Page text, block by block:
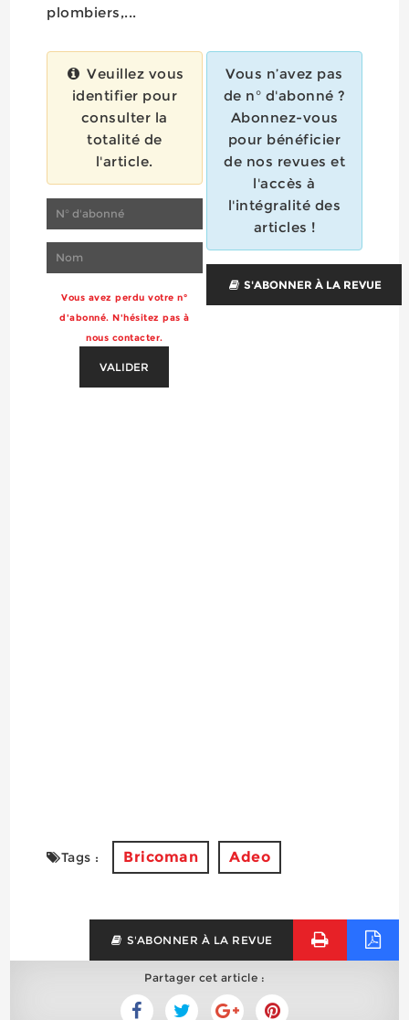
plombiers,...
Veuillez vous
identifier pour
consulter la
totalité de
l'article.
Vous avez perdu votre n°
d'abonné. N'hésitez pas à
nous contacter.
VALIDER
Vous n’avez pas
de n° d'abonné ?
Abonnez-vous
pour bénéficier
de nos revues et
l'accès à
l'intégralité des
articles !
S'ABONNER À LA REVUE
Tags : Bricoman Adeo
S'ABONNER À LA REVUE
Partager cet article :